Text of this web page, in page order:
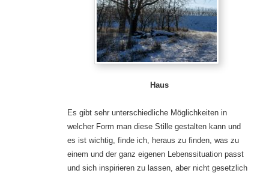
Haus
Es gibt sehr unterschiedliche Möglichkeiten in
welcher Form man diese Stille gestalten kann und
es ist wichtig, finde ich, heraus zu finden, was zu
einem und der ganz eigenen Lebenssituation passt
und sich inspirieren zu lassen, aber nicht gesetzlich